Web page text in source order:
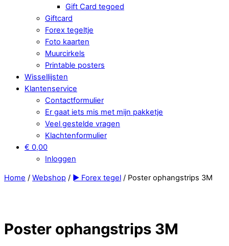
Gift Card tegoed
Giftcard
Forex tegeltje
Foto kaarten
Muurcirkels
Printable posters
Wissellijsten
Klantenservice
Contactformulier
Er gaat iets mis met mijn pakketje
Veel gestelde vragen
Klachtenformulier
€ 0,00
Inloggen
Home / Webshop / ► Forex tegel / Poster ophangstrips 3M
Poster ophangstrips 3M